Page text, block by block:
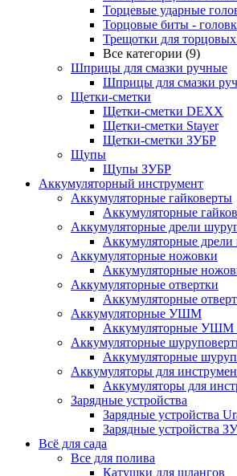
Торцевые ударные
Торцовые биты -
Трещотки для
Все категории (9)
Шприцы для смазки ручные
Шприцы для смазки
Щетки-сметки
Щетки-сметки DEXX
Щетки-сметки Stayer
Щетки-сметки ЗУБР
Щупы
Щупы ЗУБР
Аккумуляторный инструмент
Аккумуляторные гайковерты
Аккумуляторные
Аккумуляторные дрели
Аккумуляторные
Аккумуляторные ножовки
Аккумуляторные
Аккумуляторные отвертки
Аккумуляторные
Аккумуляторные УШМ
Аккумуляторные УШМ
Аккумуляторные
Аккумуляторные
Аккумуляторы для
Аккумуляторы для
Зарядные устройства
Зарядные устройства
Зарядные устройства
Всё для сада
Все для полива
Катушки для шлангов